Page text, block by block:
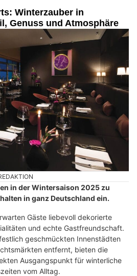
Winterzauber in
Genuss und Atmosphäre
in der Wintersaison 2025 zu
in ganz Deutschland ein.
Gäste liebevoll dekorierte
und echte Gastfreundschaft.
geschmückten Innenstädten
entfernt, bieten die
Ausgangspunkt für winterliche
vom Alltag.